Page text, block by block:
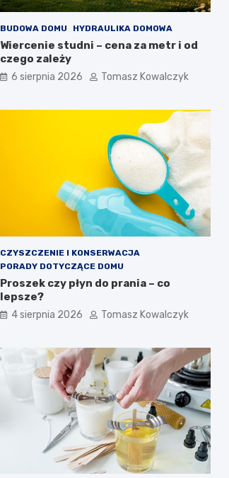
BUDOWA DOMU HYDRAULIKA DOMOWA
Wiercenie studni – cena za metr i od
czego zależy
6 sierpnia 2026 Tomasz Kowalczyk
CZYSZCZENIE I KONSERWACJA
PORADY DOTYCZĄCE DOMU
Proszek czy płyn do prania – co
lepsze?
4 sierpnia 2026 Tomasz Kowalczyk